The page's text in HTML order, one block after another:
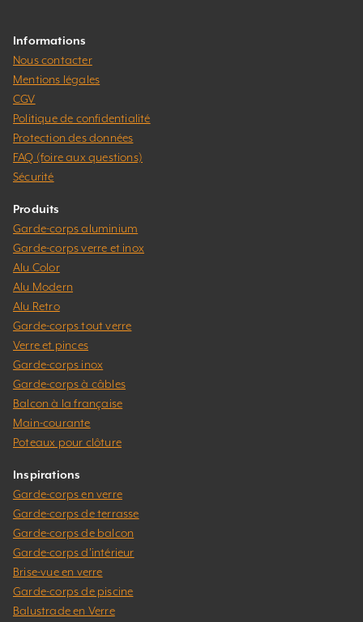
Informations
Nous contacter
Mentions légales
CGV
Politique de confidentialité
Protection des données
FAQ (foire aux questions)
Sécurité
Produits
Garde-corps aluminium
Garde-corps verre et inox
Alu Color
Alu Modern
Alu Retro
Garde-corps tout verre
Verre et pinces
Garde-corps inox
Garde-corps à câbles
Balcon à la française
Main-courante
Poteaux pour clôture
Inspirations
Garde-corps en verre
Garde-corps de terrasse
Garde-corps de balcon
Garde-corps d’intérieur
Brise-vue en verre
Garde-corps de piscine
Balustrade en Verre